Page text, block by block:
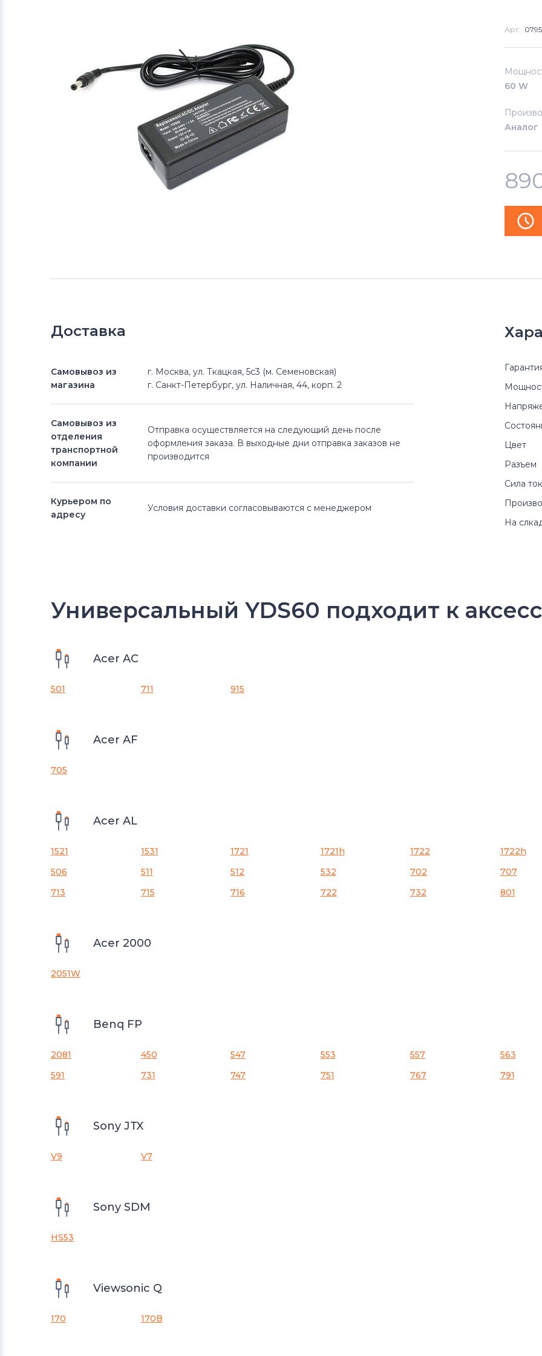
Арт:
60 W
Аналог
Доставка
Самовывоз из
магазина
г. Москва, ул. Ткацкая, 5с3 (м. Семеновская)
г. Санкт-Петербург, ул. Наличная, 44, корп. 2
Самовывоз из
отделения
транспортной
компании
Отправка осуществляется на следующий день после
оформления заказа. В выходные дни отправка заказов не
производится
Курьером по
адресу
Условия доставки согласовываются с менеджером
Цвет
Разъем
Сила
На
Универсальный YDS60 подходит к
Acer AC
501 711 915
Acer AF
705
Acer AL
1521 1531 1721 1721h 1722 1722h
506
511 512 532 702 707
713
715 716 722 732 801
Acer 2000
2051W
Benq FP
2081 450 547 553 557 563
591
731 747 751 767 791
Sony JTX
V9 V7
Sony SDM
HS53
Viewsonic Q
170 170B